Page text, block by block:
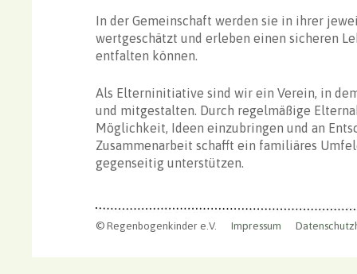
In der Gemeinschaft werden sie in ihrer
wertgeschätzt und erleben einen sicheren
entfalten können.
Als Elterninitiative sind wir ein Verein, in
und mitgestalten. Durch regelmäßige
Möglichkeit, Ideen einzubringen und an
Zusammenarbeit schafft ein familiäres
gegenseitig unterstützen.
© Regenbogenkinder e.V. Impressum